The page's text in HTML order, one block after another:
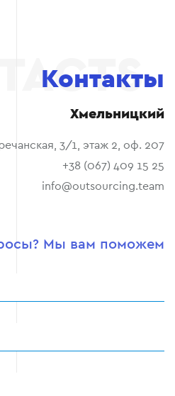
Контакты
Хмельницкий
3/1, этаж 2, оф. 207
+38 (067) 409 15 25
info@outsourcing.team
Мы вам поможем